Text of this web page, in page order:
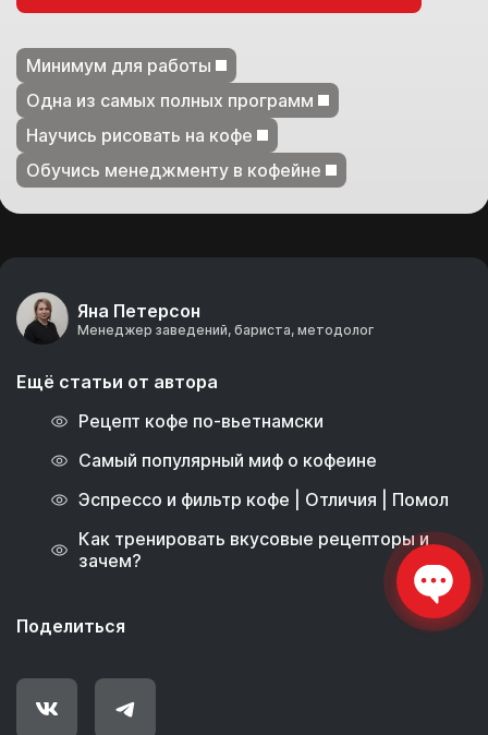
Минимум для работы
Одна из самых полных программ
Научись рисовать на кофе
Обучись менеджменту в кофейне
Яна Петерсон
Менеджер заведений, бариста, методолог
Ещё статьи от автора
Рецепт кофе по-вьетнамски
Самый популярный миф о кофеине
Эспрессо и фильтр кофе | Отличия | Помол
Как тренировать вкусовые рецепторы и
зачем?
Поделиться